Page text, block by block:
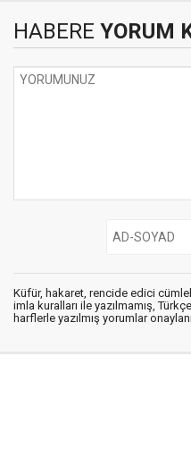
HABERE YORUM
Küfür, hakaret, rencide edici
imla kuralları ile yazılmamış,
harflerle yazılmış yorumlar